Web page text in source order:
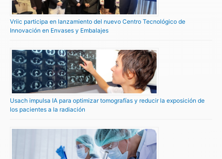
Vriic participa en lanzamiento del nuevo Centro Tecnológico de
Innovación en Envases y Embalajes
Usach impulsa IA para optimizar tomografías y reducir la exposición de
los pacientes a la radiación